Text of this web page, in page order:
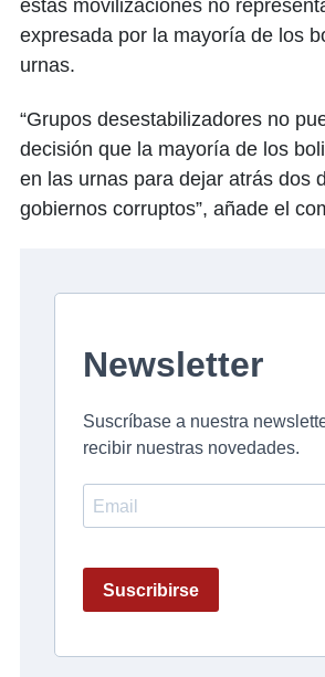
estas movilizaciones no
expresada por la mayoría de los
urnas.
“Grupos desestabilizadores no
decisión que la mayoría de los
en las urnas para dejar atrás dos
gobiernos corruptos”, añade el